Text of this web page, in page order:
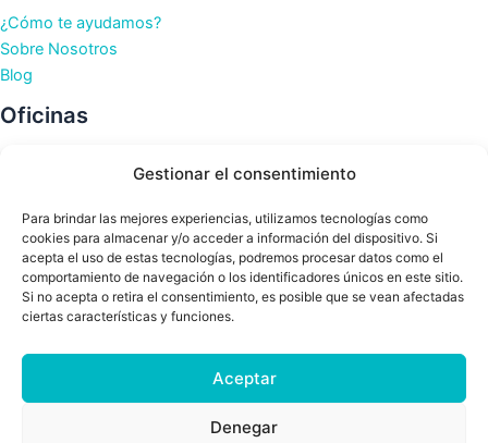
Gestionar el consentimiento
Para brindar las mejores experiencias, utilizamos tecnologías como
cookies para almacenar y/o acceder a información del dispositivo. Si
acepta el uso de estas tecnologías, podremos procesar datos como el
comportamiento de navegación o los identificadores únicos en este sitio.
Si no acepta o retira el consentimiento, es posible que se vean afectadas
ciertas características y funciones.
Aceptar
Denegar
¿Cómo te ayudamos?
Sobre Nosotros
Blog
Oficinas
Oficinas en Barcelona
Oficinas en La Coruña
Oficinas en Murcia
Oficinas en Santander
Oficinas en Sevilla
Oficinas en Valencia
2026 © Companial. All rights reserved.